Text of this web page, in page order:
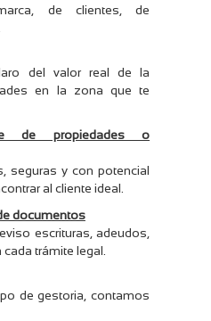
de clientes, de
del valor real de la
en la zona que te
de propiedades o
seguras y con potencial
al cliente ideal.
documentos
escrituras, adeudos,
trámite legal.
de gestoria, contamos